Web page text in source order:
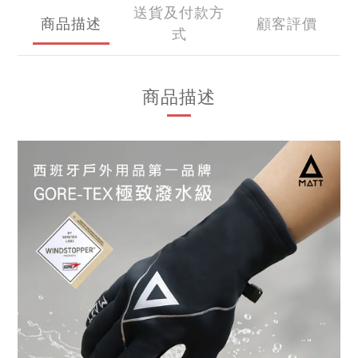
商品描述
送貨及付款方
式
顧客評價
商品描述